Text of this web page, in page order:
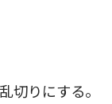
切りにする。